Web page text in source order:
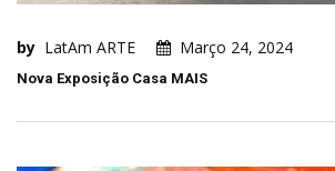
by LatAm ARTE Março 24, 2024
Nova Exposição Casa MAIS